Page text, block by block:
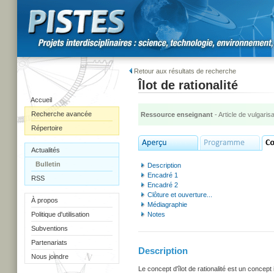
Accueil
Recherche avancée
Répertoire
Actualités
Bulletin
RSS
À propos
Politique d'utilisation
Subventions
Partenariats
Nous joindre
Retour aux résultats de recherche
Îlot de rationalité
Ressource enseignant - Article de
Description
Encadré 1
Encadré 2
Clôture et ouverture...
Médiagraphie
Notes
Description
Le concept d'îlot de rationalité est un